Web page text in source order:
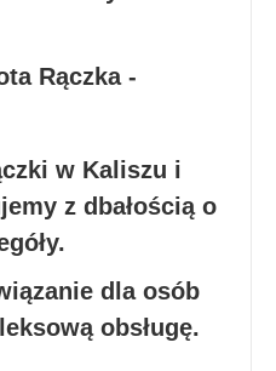
w Kaliszu i
z dbałością o
dla osób
obsługę.